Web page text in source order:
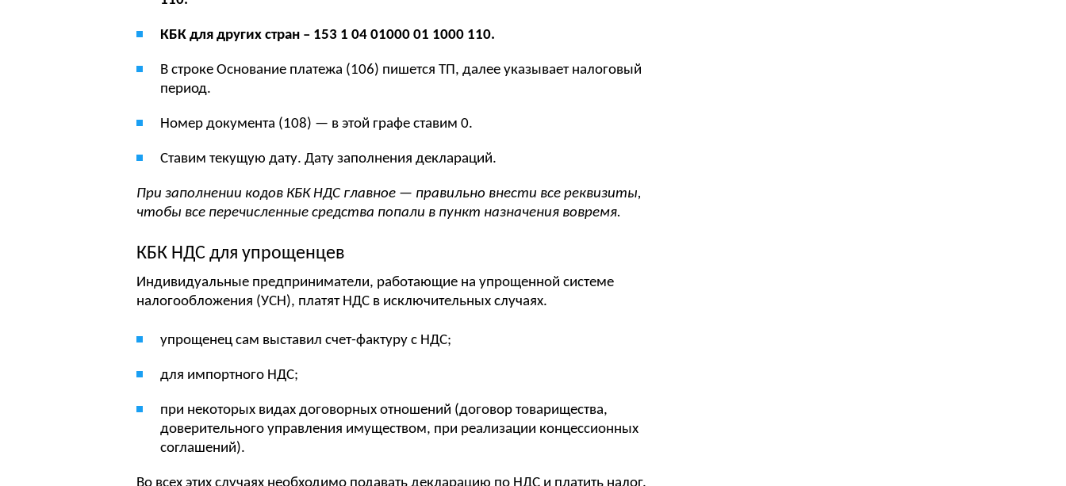
КБК для других стран – 153 1 04 01000 01 1000 110.
В строке Основание платежа (106) пишется ТП, далее указывает налоговый
период.
Номер документа (108) — в этой графе ставим 0.
Ставим текущую дату. Дату заполнения деклараций.
При заполнении кодов КБК НДС главное — правильно внести все реквизиты,
чтобы все перечисленные средства попали в пункт назначения вовремя.
КБК НДС для упрощенцев
Индивидуальные предприниматели, работающие на упрощенной системе
налогообложения (УСН), платят НДС в исключительных случаях.
упрощенец сам выставил счет-фактуру с НДС;
для импортного НДС;
при некоторых видах договорных отношений (договор товарищества,
доверительного управления имуществом, при реализации концессионных
соглашений).